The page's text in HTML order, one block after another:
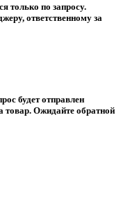
только по запросу.
ответственному за
будет отправлен
товар. Ожидайте обратной